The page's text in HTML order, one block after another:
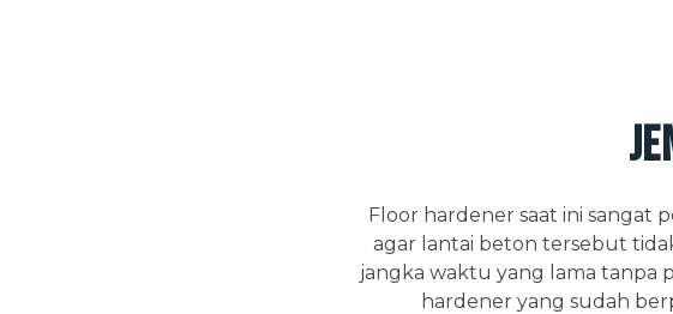
Floor hardener saat ini sangat
agar lantai beton tersebut
jangka waktu yang lama tanpa
hardener yang sudah